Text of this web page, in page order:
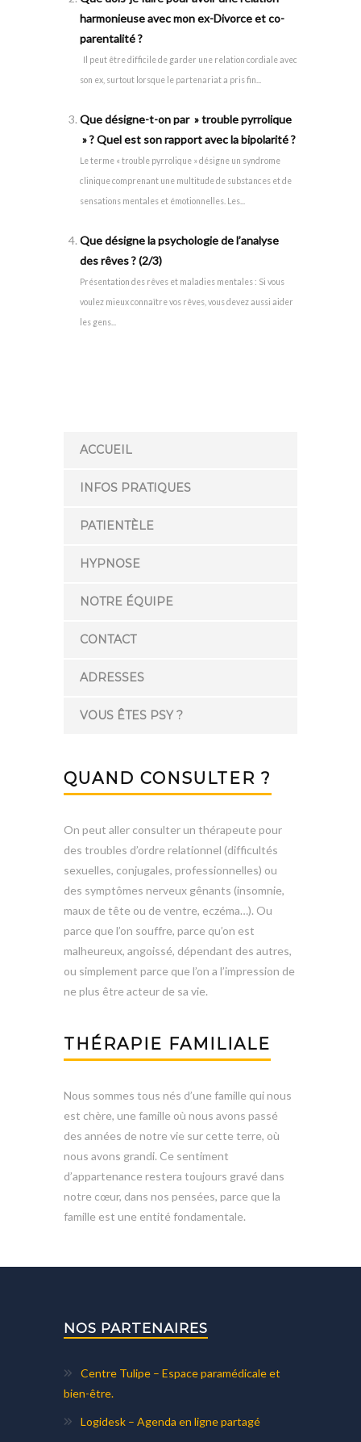
harmonieuse avec mon ex-Divorce et co-
parentalité ?
Il peut être difficile de garder une relation cordiale avec
son ex, surtout lorsque le partenariat a pris fin...
Que désigne-t-on par » trouble pyrrolique
» ? Quel est son rapport avec la bipolarité ?
Le terme « trouble pyrrolique » désigne un syndrome
clinique comprenant une multitude de substances et de
sensations mentales et émotionnelles. Les...
Que désigne la psychologie de l’analyse
des rêves ? (2/3)
Présentation des rêves et maladies mentales : Si vous
voulez mieux connaître vos rêves, vous devez aussi aider
les gens...
ACCUEIL
INFOS PRATIQUES
PATIENTÈLE
HYPNOSE
NOTRE ÉQUIPE
CONTACT
ADRESSES
VOUS ÊTES PSY ?
QUAND CONSULTER ?
On peut aller consulter un thérapeute pour
des troubles d’ordre relationnel (difficultés
sexuelles, conjugales, professionnelles) ou
des symptômes nerveux gênants (insomnie,
maux de tête ou de ventre, eczéma…). Ou
parce que l’on souffre, parce qu’on est
malheureux, angoissé, dépendant des autres,
ou simplement parce que l’on a l’impression de
ne plus être acteur de sa vie.
THÉRAPIE FAMILIALE
Nous sommes tous nés d’une famille qui nous
est chère, une famille où nous avons passé
des années de notre vie sur cette terre, où
nous avons grandi. Ce sentiment
d’appartenance restera toujours gravé dans
notre cœur, dans nos pensées, parce que la
famille est une entité fondamentale.
NOS PARTENAIRES
Centre Tulipe – Espace paramédicale et
bien-être.
Logidesk – Agenda en ligne partagé